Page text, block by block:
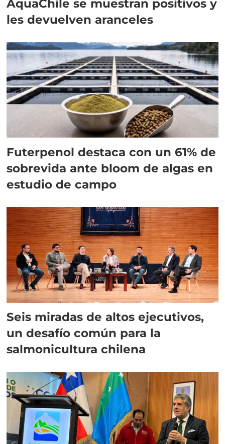
AquaChile se muestran positivos y
les devuelven aranceles
Futerpenol destaca con un 61% de
sobrevida ante bloom de algas en
estudio de campo
Seis miradas de altos ejecutivos,
un desafío común para la
salmonicultura chilena